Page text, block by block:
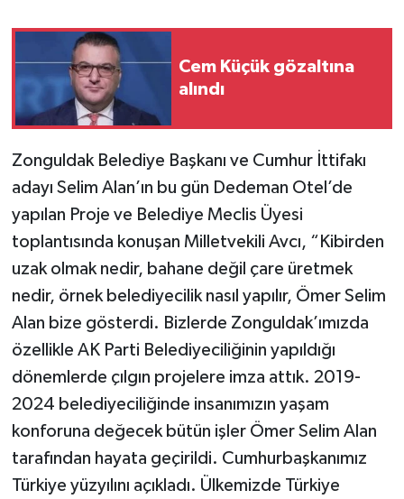
Cem Küçük gözaltına
alındı
Zonguldak Belediye Başkanı ve Cumhur İttifakı
adayı Selim Alan’ın bu gün Dedeman Otel’de
yapılan Proje ve Belediye Meclis Üyesi
toplantısında konuşan Milletvekili Avcı, “Kibirden
uzak olmak nedir, bahane değil çare üretmek
nedir, örnek belediyecilik nasıl yapılır, Ömer Selim
Alan bize gösterdi. Bizlerde Zonguldak’ımızda
özellikle AK Parti Belediyeciliğinin yapıldığı
dönemlerde çılgın projelere imza attık. 2019-
2024 belediyeciliğinde insanımızın yaşam
konforuna değecek bütün işler Ömer Selim Alan
tarafından hayata geçirildi. Cumhurbaşkanımız
Türkiye yüzyılını açıkladı. Ülkemizde Türkiye